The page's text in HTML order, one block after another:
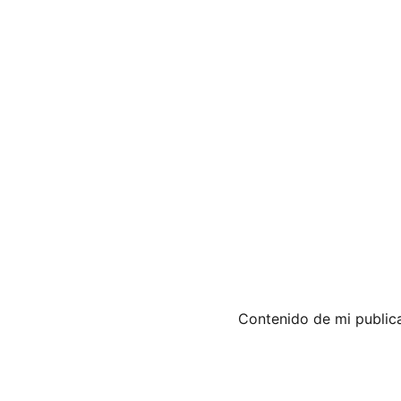
Contenido de mi